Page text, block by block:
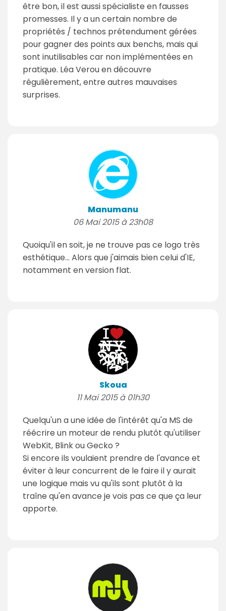
être bon, il est aussi spécialiste en fausses
promesses. Il y a un certain nombre de
propriétés / technos prétendument gérées
pour gagner des points aux benchs, mais qui
sont inutilisables car non implémentées en
pratique. Léa Verou en découvre
régulièrement, entre autres mauvaises
surprises.
Manumanu
06 Mai 2015 à 23h08
Quoiqu'il en soit, je ne trouve pas ce logo très
esthétique... Alors que j'aimais bien celui d'IE,
notamment en version flat.
Skoua
11 Mai 2015 à 01h30
Quelqu'un a une idée de l'intérêt qu'a MS de
réécrire un moteur de rendu plutôt qu'utiliser
WebKit, Blink ou Gecko ?
Si encore ils voulaient prendre de l'avance et
éviter à leur concurrent de le faire il y aurait
une logique mais vu qu'ils sont plutôt à la
traîne qu'en avance je vois pas ce que ça leur
apporte.